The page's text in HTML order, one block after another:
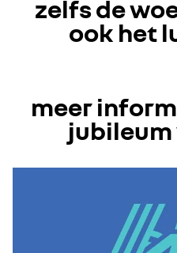
zelfs de
ook het
meer
jubileum